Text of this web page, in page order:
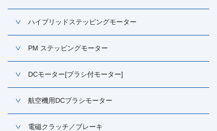
ハイブリッドステッピングモーター
PM ステッピングモーター
DCモーター[ブラシ付モーター]
航空機用DCブラシモーター
電磁クラッチ／ブレーキ